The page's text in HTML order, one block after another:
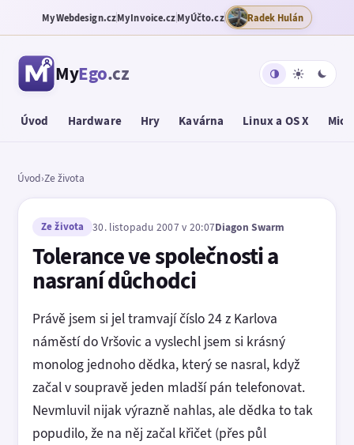
MyWebdesign.czMyInvoice.czMyÚčto.cz Radek Hulán
MyEgo.cz
Úvod Hardware Hry Kavárna Linux a OS X
Úvod›Ze života
Ze života 30. listopadu 2007 v 20:07Diagon Swarm
Tolerance ve společnosti a
nasraní důchodci
Právě jsem si jel tramvají číslo 24 z Karlova
náměstí do Vršovic a vyslechl jsem si krásný
monolog jednoho dědka, který se nasral, když
začal v soupravě jeden mladší pán telefonovat.
Nevmluvil nijak výrazně nahlas, ale dědka to tak
popudilo, že na něj začal křičet (přes půl